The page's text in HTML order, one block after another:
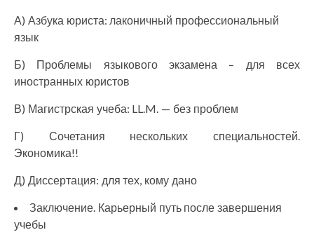
А) Азбука юриста: лаконичный профессиональный
язык
Б) Проблемы языкового экзамена – для всех
иностранных юристов
В) Магистрская учеба: LL.M. — без проблем
Г) Сочетания нескольких специальностей.
Экономика!!
Д) Диссертация: для тех, кому дано
Заключение. Карьерный путь после завершения
учебы